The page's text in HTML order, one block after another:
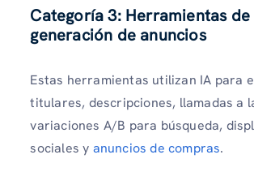
Categoría 3: Herramientas
generación de anuncios
Estas herramientas utilizan IA para
titulares, descripciones, llamadas a
variaciones A/B para búsqueda,
sociales y anuncios de compras.